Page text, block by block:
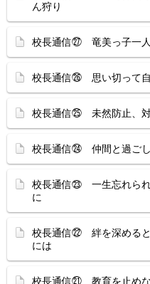
ん狩り
校長通信㉗ 竜美っ子一
校長通信㉖ 思い切って
校長通信㉕ 未然防止、
校長通信㉔ 仲間と過ご
校長通信㉓ 一生忘れら
に
校長通信㉒ 絆を深める
には
校長通信㉑ 教育を止め